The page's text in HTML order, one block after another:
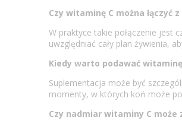
Czy witaminę C można łączyć
W praktyce takie połączenie jest
uwzględniać cały plan żywienia,
Kiedy warto podawać
Suplementacja może być
momenty, w których koń może
Czy nadmiar witaminy C może